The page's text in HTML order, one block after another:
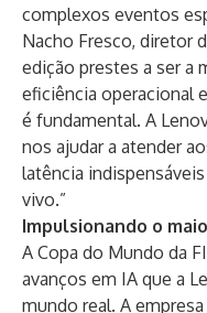
complexos eventos
Nacho Fresco, diretor
edição prestes a ser a
eficiência operacional
é fundamental. A
nos ajudar a atender
latência
vivo.”
Impulsionando o
A Copa do Mundo da
avanços em IA que a
mundo real. A